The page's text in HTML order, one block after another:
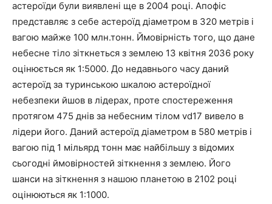
астероїди були виявлені ще в 2004 році. Апофіс
представляє з себе астероїд діаметром в 320 метрів і
вагою майже 100 млн.тонн. Ймовірність того, що дане
небесне тіло зіткнеться з землею 13 квітня 2036 року
оцінюється як 1:5000. До недавнього часу даний
астероїд за туринською шкалою астероїдної
небезпеки йшов в лідерах, проте спостереження
протягом 475 днів за небесним тілом vd17 вивело в
лідери його. Даний астероїд діаметром в 580 метрів і
вагою під 1 мільярд тонн має найбільшу з відомих
сьогодні ймовірностей зіткнення з землею. Його
шанси на зіткнення з нашою планетою в 2102 році
оцінюються як 1:1000.